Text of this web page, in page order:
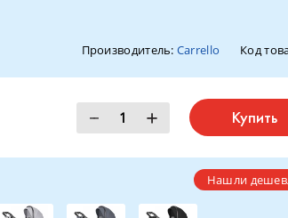
Производитель: Carrello Код
Купить
Нашли